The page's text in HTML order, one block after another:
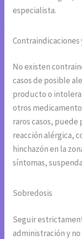
especialista.
No existen
casos de posible
producto o
otros
raros casos,
reacción alérgica,
hinchazón en la
síntomas,
Sobredosis
Seguir
administración y